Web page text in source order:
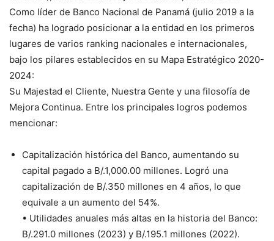
Como líder de Banco Nacional de Panamá (julio 2019 a la
fecha) ha logrado posicionar a la entidad en los primeros
lugares de varios ranking nacionales e internacionales,
bajo los pilares establecidos en su Mapa Estratégico 2020-
2024:
Su Majestad el Cliente, Nuestra Gente y una filosofía de
Mejora Continua. Entre los principales logros podemos
mencionar:
Capitalización histórica del Banco, aumentando su
capital pagado a B/.1,000.00 millones. Logró una
capitalización de B/.350 millones en 4 años, lo que
equivale a un aumento del 54%.
• Utilidades anuales más altas en la historia del Banco:
B/.291.0 millones (2023) y B/.195.1 millones (2022).